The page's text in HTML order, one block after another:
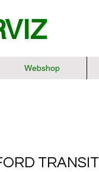
Webshop
TRANSIT